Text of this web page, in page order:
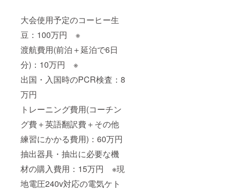
大会使用予定のコーヒー生
豆：100万円 ※
渡航費用(前泊＋延泊で6日
分)：10万円 ※
出国・入国時のPCR検査：8
万円
トレーニング費用(コーチン
グ費＋英語翻訳費＋その他
練習にかかる費用)：60万円
抽出器具・抽出に必要な機
材の購入費用：15万円 ※現
地電圧240v対応の電気ケト